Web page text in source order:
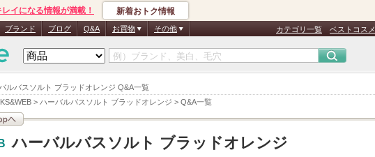
ルバスソルト ブラッドオレンジ Q&A一覧
> ハーバルバスソルト ブラッドオレンジ > Q&A一覧
イになる情報が満載！ 新着おトク情報
ブランド ブログ Q&A お買物 その他 カテゴリ一覧 ベストコスメ
ハーバルバスソルト ブラッドオレンジ